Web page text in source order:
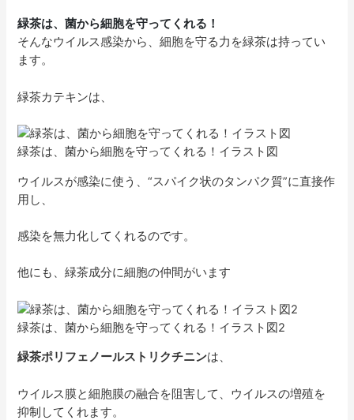
緑茶は、菌から細胞を守ってくれる！
そんなウイルス感染から、細胞を守る力を緑茶は持ってい
ます。
緑茶カテキンは、
緑茶は、菌から細胞を守ってくれる！イラスト図
ウイルスが感染に使う、“スパイク状のタンパク質”に直接作
用し、
感染を無力化してくれるのです。
他にも、緑茶成分に細胞の仲間がいます
緑茶は、菌から細胞を守ってくれる！イラスト図2
緑茶ポリフェノールストリクチニンは、
ウイルス膜と細胞膜の融合を阻害して、ウイルスの増殖を
抑制してくれます。